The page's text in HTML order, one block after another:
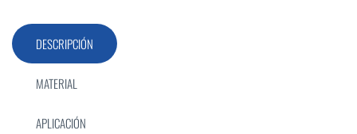
DESCRIPCIÓN
MATERIAL
APLICACIÓN